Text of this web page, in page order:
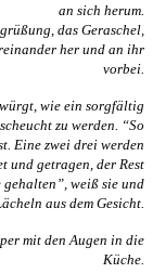
an sich herum.
das Geraschel,
her und an ihr
vorbei.
wie ein sorgfältig
zu werden. “So
Eine zwei drei werden
und getragen, der Rest
weiß sie und
aus dem Gesicht.
mit den Augen in die
Küche.